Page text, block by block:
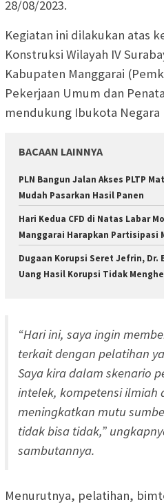
28/08/2023.
Kegiatan ini dilakukan atas
Konstruksi Wilayah IV
Kabupaten Manggarai
Pekerjaan Umum dan
mendukung Ibukota Negara
BACAAN LAINNYA
PLN Bangun Jalan Akses PLTP
Mudah Pasarkan Hasil Panen
Hari Kedua CFD di Natas Labar
Manggarai Harapkan Partisipasi
Dugaan Korupsi Seret Jefrin, Dr.
Uang Hasil Korupsi Tidak
“Hari ini, saya ingin
terkait dengan pelatihan
Saya kira dalam skenario
intelek, kompetensi ilmiah
meningkatkan mutu
tidak bisa tidak,”
sambutannya.
Menurutnya, pelatihan,